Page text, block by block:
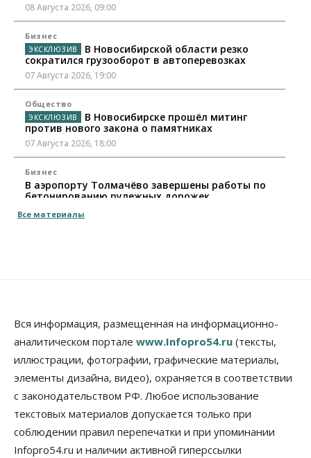
08 Августа 2026, 09:00
Бизнес
В Новосибирской области резко
сократился грузооборот в автоперевозках
07 Августа 2026, 19:00
Общество
В Новосибирске прошёл митинг
против нового закона о памятниках
07 Августа 2026, 18:00
Бизнес
В аэропорту Толмачёво завершены работы по
бетонированию рулежных дорожек
07 Августа 2026, 17:00
Роспотребнадзор изъял почти полторы тонны
мяса в Новосибирской области
07 Августа 2026, 15:00
Финансы
Расходы новосибирцев на спорт выросли на 40%
за полгода
07 Августа 2026, 14:35
Сибирские аграрии увеличивают посевы горчицы
Все материалы
Вся информация, размещенная на информационно-
аналитическом портале www.Infopro54.ru (тексты,
иллюстрации, фотографии, графические материалы,
элементы дизайна, видео), охраняется в соответствии
с законодательством РФ. Любое использование
текстовых материалов допускается только при
соблюдении правил перепечатки и при упоминании
Infopro54.ru и наличии активной гиперссылки